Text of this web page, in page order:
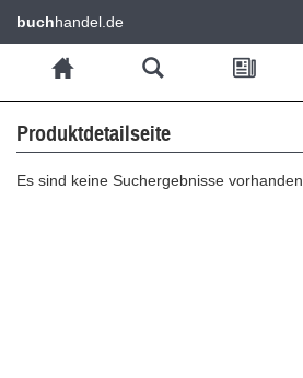
buchhandel.de
Produktdetailseite
Es sind keine Suchergebnisse vorhanden